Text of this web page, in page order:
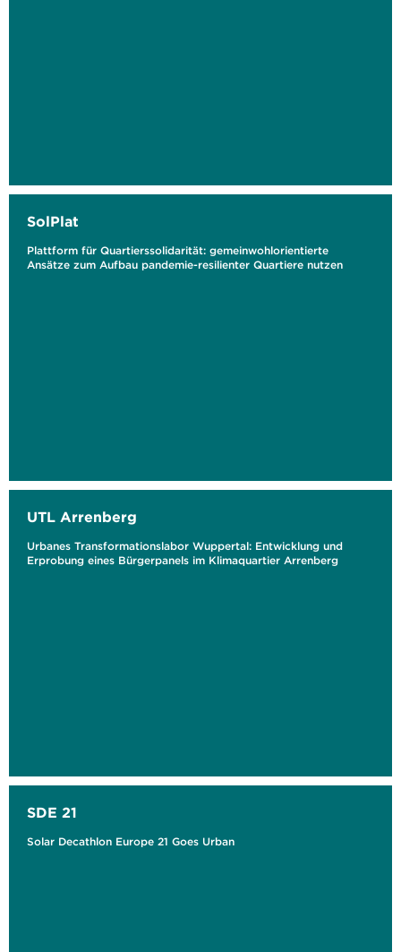
SolPlat
Plattform für Quartierssolidarität: gemeinwohlorientierte
Ansätze zum Aufbau pandemie-resilienter Quartiere nutzen
UTL Arrenberg
Urbanes Transformationslabor Wuppertal: Entwicklung und
Erprobung eines Bürgerpanels im Klimaquartier Arrenberg
SDE 21
Solar Decathlon Europe 21 Goes Urban